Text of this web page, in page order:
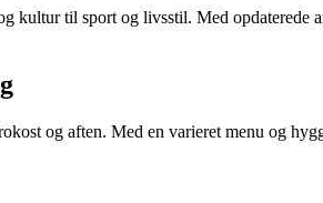
til sport og livsstil. Med opdaterede
og aften. Med en varieret menu og